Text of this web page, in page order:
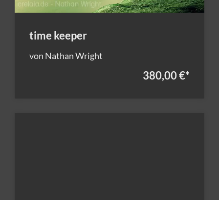
time keeper
von Nathan Wright
380,00 €*